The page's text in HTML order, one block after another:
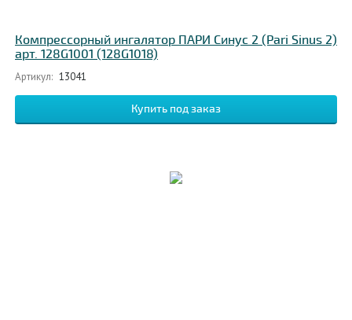
Компрессорный ингалятор ПАРИ Синус 2 (Pari Sinus 2)
арт. 128G1001 (128G1018)
Артикул: 13041